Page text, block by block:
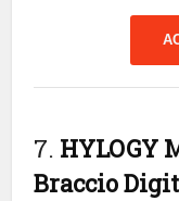
7. HYLOGY
Braccio